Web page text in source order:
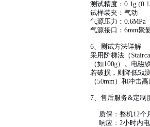
测试精度：0.1g
试样装夹：气动
气源压力：0.6MPa
气源接口：6mm聚
6、测试方法详解
采用阶梯法（
（如100g）。电
若破损，则降低5g
（50mm）和冲击
7、售后服务&定制
质保：整机12个
响应：2小时内